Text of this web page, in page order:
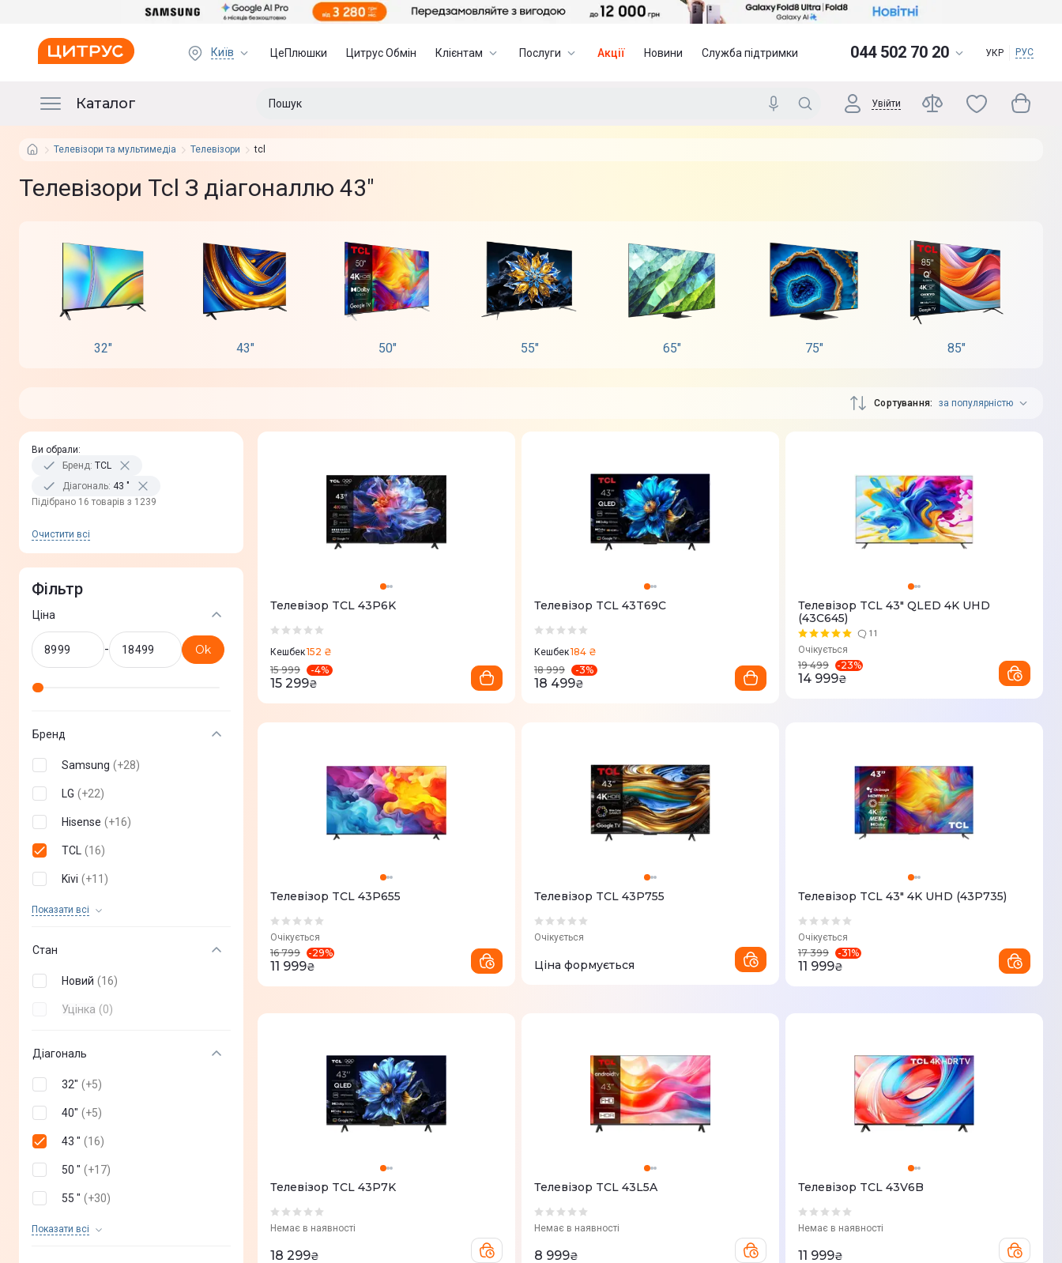
Київ ЦеПлюшки Цитрус Обмін Клієнтам Послуги Акції Новини Служба підтримки 044 502 70 20 УКР РУС
Каталог Увійти
Телевізори та мультимедіа Телевізори tcl
Телевізори Tcl З діагоналлю 43"
32" 43" 50" 55" 65" 75" 85"
Сортування за популярністю
Ви обрали:
Бренд: TCL
Діагональ: 43 "
Пiдiбрано 16 товарів з 1239
Очистити всi
Фільтр
Ціна
- Ok
Бренд
Samsung (+28)
LG (+22)
Hisense (+16)
TCL (16)
Kivi (+11 )
Показати всi
Sony +3
Gazer
Xiaomi (
Haier (+
Skyworth
ERGO (+5
Setup (+1
Стан
Новий (16)
Уцінка (0)
Діагональ
32" (+5)
40" (+5)
43 " (16)
50 " (+17)
55 " (+30)
Показати всi
58" (+ 3)
Телевізор TCL 43P6K
Кешбек152 ₴
15 999
-4%
15 299₴
Телевізор TCL 43T69C
Кешбек184 ₴
18 999
-3%
18 499₴
Телевізор TCL 43" QLED 4K UHD
(43C645)
11
Очікується
19 499 -23%
14 999₴
Телевізор TCL 43P655
Очікується
16 799 -29%
11 999₴
Телевізор TCL 43P755
Очікується
Ціна формується
Телевізор TCL 43" 4K UHD (43P735)
Очікується
17 399 -31%
11 999₴
Телевізор TCL 43P7K
Немає в наявності
18 299₴
Телевізор TCL 43L5A
Немає в наявності
8 999₴
Телевізор TCL 43V6B
Немає в наявності
11 999₴